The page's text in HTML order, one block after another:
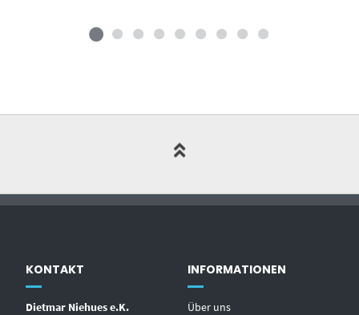
KONTAKT
Dietmar Niehues e.K.
INFORMATIONEN
Über uns